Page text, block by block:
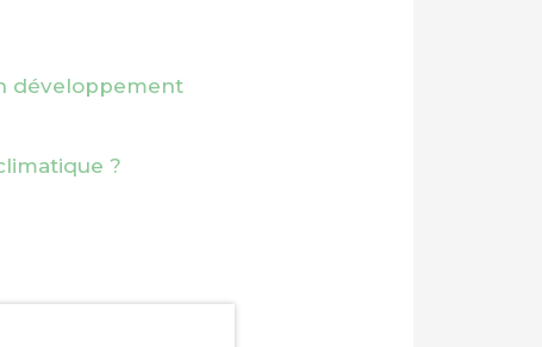
développement
?